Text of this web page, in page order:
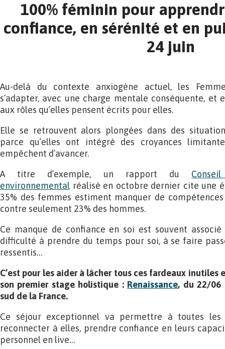
100% féminin pour
confiance, en sérénité et en
24 juin
Au-delà du contexte anxiogène actuel, les
s’adapter, avec une charge mentale conséquente,
aux rôles qu’elles pensent écrits pour elles.
Elle se retrouvent alors plongées dans des
parce qu’elles ont intégré des croyances
empêchent d’avancer.
A titre d’exemple, un rapport du
environnemental réalisé en octobre dernier cite une
35% des femmes estiment manquer de
contre seulement 23% des hommes.
Ce manque de confiance en soi est souvent
difficulté à prendre du temps pour soi, à se faire
ressentis…
C’est pour les aider à lâcher tous ces fardeaux inutiles
son premier stage holistique : Renaissance, du 22/06
sud de la France.
Ce séjour exceptionnel va permettre à toutes les
reconnecter à elles, prendre confiance en leurs
personnel en live…